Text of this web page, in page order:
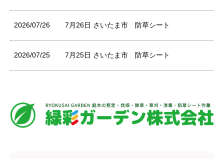
2026/07/26 7月26日 さいたま市 防草シート
2026/07/25 7月25日 さいたま市 防草シート